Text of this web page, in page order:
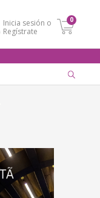
Inicia sesión o
Regístrate
0